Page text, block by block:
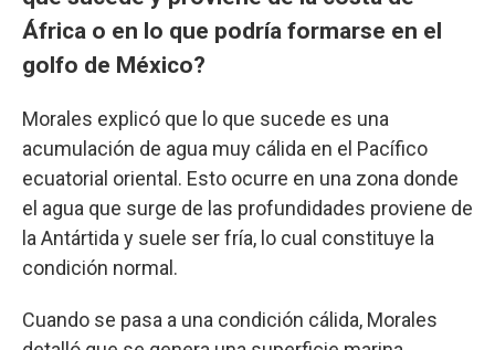
África o en lo que podría formarse en el
golfo de México?
Morales explicó que lo que sucede es una
acumulación de agua muy cálida en el Pacífico
ecuatorial oriental. Esto ocurre en una zona donde
el agua que surge de las profundidades proviene de
la Antártida y suele ser fría, lo cual constituye la
condición normal.
Cuando se pasa a una condición cálida, Morales